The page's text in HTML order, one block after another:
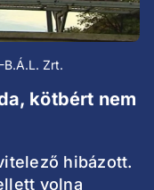
B.Á.L. Zrt.
kötbért nem
hibázott.
volna